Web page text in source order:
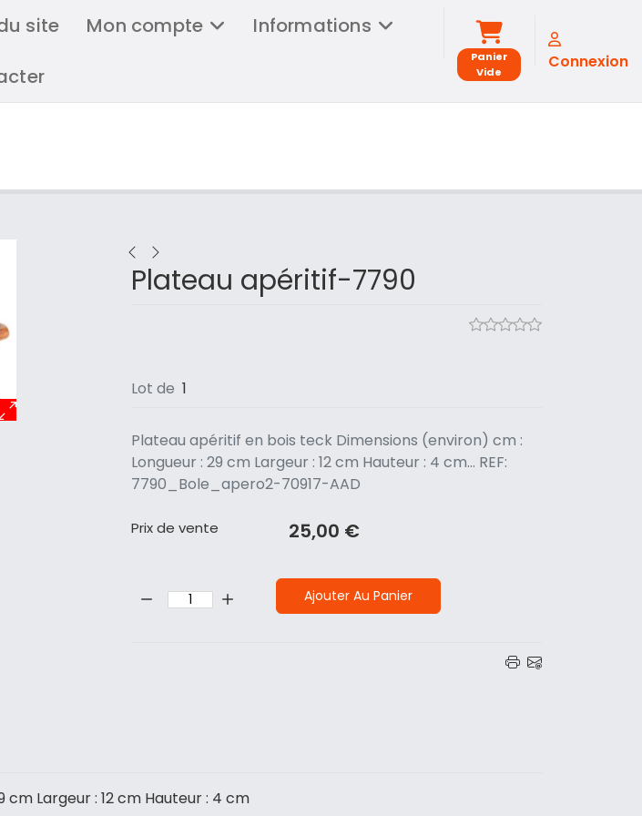
site Mon compte
Informations
Panier
Vide
Connexion
Plateau apéritif-7790
Lot de 1
Plateau apéritif en bois teck Dimensions (environ) cm :
Longueur : 29 cm Largeur : 12 cm Hauteur : 4 cm... REF:
7790_Bole_apero2-70917-AAD
Prix ​​de vente 25,00 €
Quantité: Ajouter Au Panier
Largeur : 12 cm Hauteur : 4 cm